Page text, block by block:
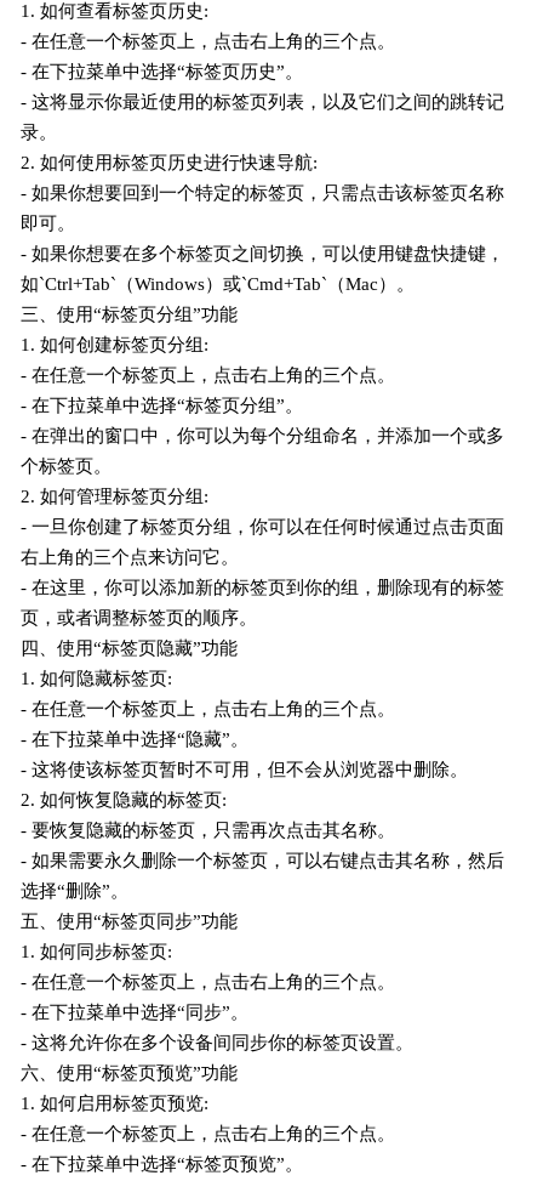
1. 如何查看标签页历史:
- 在任意一个标签页上，点击右上角的三个点。
- 在下拉菜单中选择“标签页历史”。
- 这将显示你最近使用的标签页列表，以及它们之间的跳转记
录。
2. 如何使用标签页历史进行快速导航:
- 如果你想要回到一个特定的标签页，只需点击该标签页名称
即可。
- 如果你想要在多个标签页之间切换，可以使用键盘快捷键，
如`Ctrl+Tab`（Windows）或`Cmd+Tab`（Mac）。
三、使用“标签页分组”功能
1. 如何创建标签页分组:
- 在任意一个标签页上，点击右上角的三个点。
- 在下拉菜单中选择“标签页分组”。
- 在弹出的窗口中，你可以为每个分组命名，并添加一个或多
个标签页。
2. 如何管理标签页分组:
- 一旦你创建了标签页分组，你可以在任何时候通过点击页面
右上角的三个点来访问它。
- 在这里，你可以添加新的标签页到你的组，删除现有的标签
页，或者调整标签页的顺序。
四、使用“标签页隐藏”功能
1. 如何隐藏标签页:
- 在任意一个标签页上，点击右上角的三个点。
- 在下拉菜单中选择“隐藏”。
- 这将使该标签页暂时不可用，但不会从浏览器中删除。
2. 如何恢复隐藏的标签页:
- 要恢复隐藏的标签页，只需再次点击其名称。
- 如果需要永久删除一个标签页，可以右键点击其名称，然后
选择“删除”。
五、使用“标签页同步”功能
1. 如何同步标签页:
- 在任意一个标签页上，点击右上角的三个点。
- 在下拉菜单中选择“同步”。
- 这将允许你在多个设备间同步你的标签页设置。
六、使用“标签页预览”功能
1. 如何启用标签页预览:
- 在任意一个标签页上，点击右上角的三个点。
- 在下拉菜单中选择“标签页预览”。